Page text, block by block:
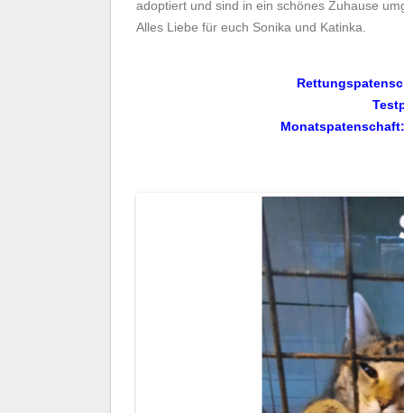
adoptiert und sind in ein schönes Zuhause
Alles Liebe für euch Sonika und Katinka.